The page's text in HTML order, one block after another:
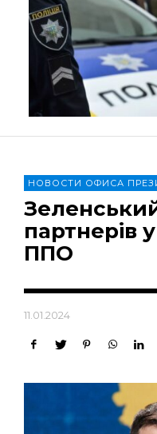
НОВОСТИ ОФИСА
партнерів
ППО
11.01.2024